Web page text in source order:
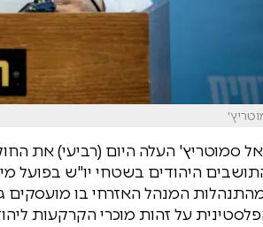
סמוטריץ' העלה היום (רביעי) את
היהודים בשטחי יו"ש בפועל
המנהל האזרחי בו
על זהות מוכרי הקרקעות